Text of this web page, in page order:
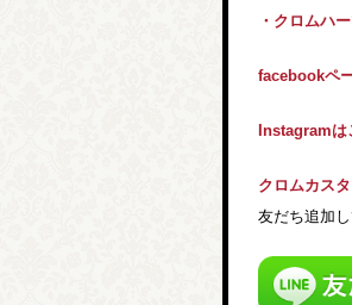
・クロムハ
facebookペ
Instagramは
クロムカス
友だち追加